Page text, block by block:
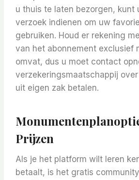
u thuis te laten bezorgen, kunt
verzoek indienen om uw
gebruiken. Houd er rekening
van het abonnement exclusief
omvat, dus u moet contact
verzekeringsmaatschappij
uit eigen zak betalen.
Prijzen
Als je het platform wilt leren
betaalt, is het gratis